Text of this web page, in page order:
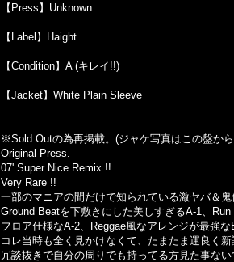
【Press】Unknown
【Label】Haight
【Condition】A (キレイ!!)
【Jacket】White Plain Sleeve
※Sold Outの為再掲載。 (ジャケ写真はこの盤か
Original Press.
07' Super Nice Remix !!
Very Rare !!
一部のマニアの間だけで知られている激ヤバ＆
Ground Beatを下敷きにした美しすぎるA-1、
フロア仕様なA-2、Reggae風なアレンジが最強
コレ当時も全く見かけなくて、たまたま運良く
冗談抜きで自分の周りでも持ってる方見た事ない